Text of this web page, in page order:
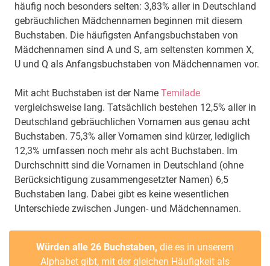
häufig noch besonders selten: 3,83% aller in Deutschland
gebräuchlichen Mädchennamen beginnen mit diesem
Buchstaben. Die häufigsten Anfangsbuchstaben von
Mädchennamen sind A und S, am seltensten kommen X,
U und Q als Anfangsbuchstaben von Mädchennamen vor.
Mit acht Buchstaben ist der Name Temilade
vergleichsweise lang. Tatsächlich bestehen 12,5% aller in
Deutschland gebräuchlichen Vornamen aus genau acht
Buchstaben. 75,3% aller Vornamen sind kürzer, lediglich
12,3% umfassen noch mehr als acht Buchstaben. Im
Durchschnitt sind die Vornamen in Deutschland (ohne
Berücksichtigung zusammengesetzter Namen) 6,5
Buchstaben lang. Dabei gibt es keine wesentlichen
Unterschiede zwischen Jungen- und Mädchennamen.
Würden alle 26 Buchstaben, die es in unserem
Alphabet gibt, mit der gleichen Häufigkeit als